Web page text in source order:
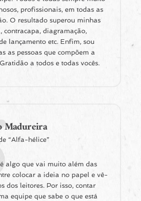
profissionais, em todas as
O resultado superou minhas
contracapa, diagramação,
lançamento etc. Enfim, sou
as pessoas que compõem a
a todos e todas vocês.
Madureira
“Alfa-hélice”
algo que vai muito além das
colocar a ideia no papel e vê-
dos leitores. Por isso, contar
equipe que sabe o que está